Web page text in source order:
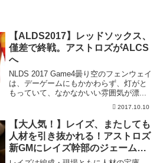
【ALDS2017】レッドソックス、
僅差で終戦。アストロズがALCS
へ
NLDS 2017 Game4曇り空のフェンウェイ
は、デーゲームにもかかわらず、灯がと
もっていて、なかなかいい雰囲気が漂...
2017.10.10
【大人気！】レイズ、またしても
人材を引き抜かれる！アストロズ
新GMにレイズ幹部のジェーム
ズ・クリック氏